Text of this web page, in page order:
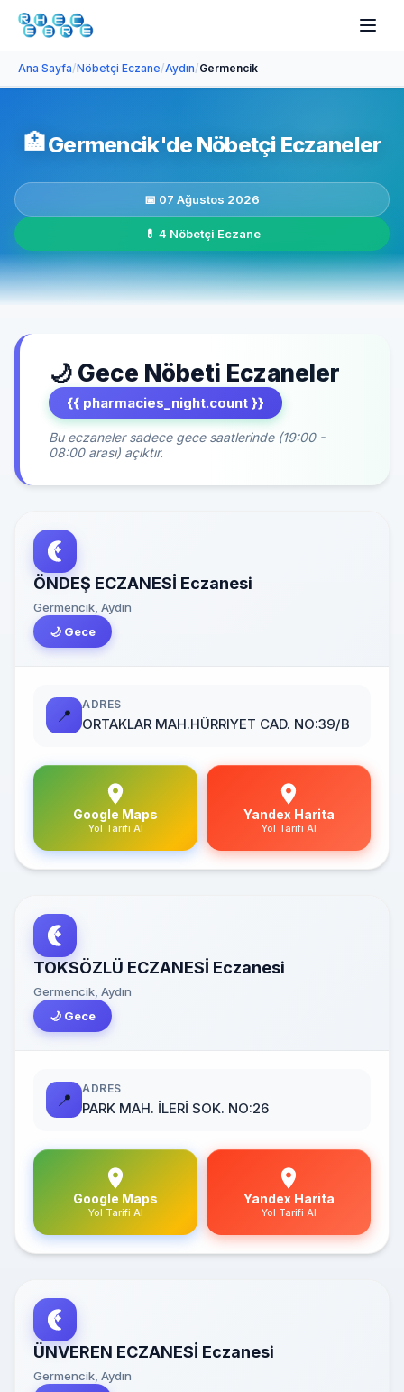
Ana Sayfa/Nöbetçi Eczane/Aydın/Germencik
🏥Germencik'de Nöbetçi Eczaneler
📅 07 Ağustos 2026
💊 4 Nöbetçi Eczane
🌙 Gece Nöbeti Eczaneler
{{ pharmacies_night.count }}
Bu eczaneler sadece gece saatlerinde (19:00 -
08:00 arası) açıktır.
ÖNDEŞ ECZANESİ Eczanesi
Germencik, Aydın
🌙 Gece
📍
ADRES
ORTAKLAR MAH.HÜRRIYET CAD. NO:39/B
Google Maps
Yol Tarifi Al
Yandex Harita
Yol Tarifi Al
TOKSÖZLÜ ECZANESİ Eczanesi
Germencik, Aydın
🌙 Gece
📍
ADRES
PARK MAH. İLERİ SOK. NO:26
Google Maps
Yol Tarifi Al
Yandex Harita
Yol Tarifi Al
ÜNVEREN ECZANESİ Eczanesi
Germencik, Aydın